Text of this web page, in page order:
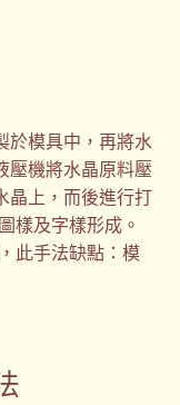
於模具中，再將水
壓機將水晶原料壓
晶上，而後進行打
樣及字樣形成。
此手法缺點：模